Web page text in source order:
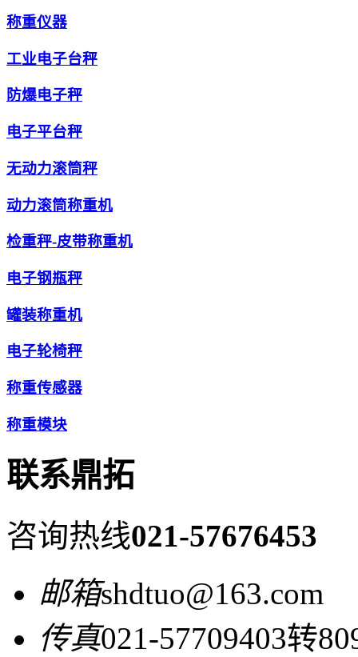
称重仪器
工业电子台秤
防爆电子秤
电子平台秤
无动力滚筒秤
动力滚筒称重机
检重秤-皮带称重机
电子钢瓶秤
罐装称重机
电子轮椅秤
称重传感器
称重模块
联系鼎拓
咨询热线021-57676453
邮箱shdtuo@163.com
传真021-57709403转